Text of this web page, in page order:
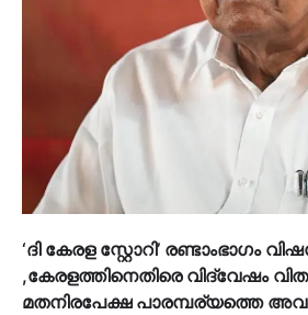
‘ദി കേരള സ്റ്റോറി’ രണ്ടാംഭാഗം
,കേരളത്തിനെതിരെ വിദ്വേഷം
മതനിരപേക്ഷ പാരമ്പര്യത്തെ